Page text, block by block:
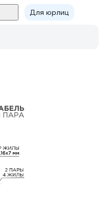
Для юрлиц